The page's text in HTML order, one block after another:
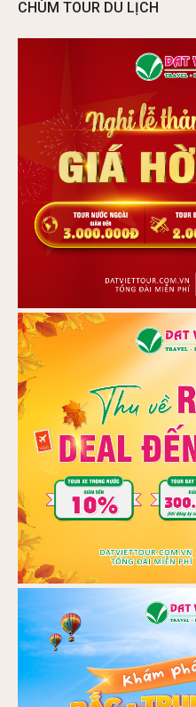
CHÙM TOUR DU LỊCH